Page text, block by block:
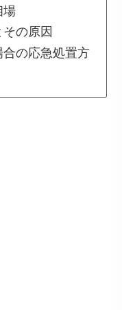
場
の原因
の応急処置方